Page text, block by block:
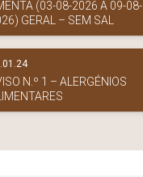
(03-08-2026 A 09-08-
GERAL – SEM SAL
N.º 1 – ALERGÉNIOS